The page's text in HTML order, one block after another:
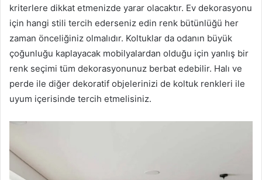
kriterlere dikkat etmenizde yarar olacaktır. Ev dekorasyonu
için hangi stili tercih ederseniz edin renk bütünlüğü her
zaman önceliğiniz olmalıdır. Koltuklar da odanın büyük
çoğunluğu kaplayacak mobilyalardan olduğu için yanlış bir
renk seçimi tüm dekorasyonunuz berbat edebilir. Halı ve
perde ile diğer dekoratif objelerinizi de koltuk renkleri ile
uyum içerisinde tercih etmelisiniz.